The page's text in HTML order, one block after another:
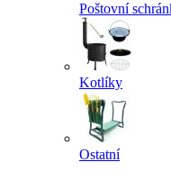
Poštovní
Kotlíky
Ostatní